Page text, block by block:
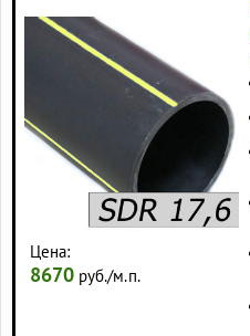
Цена:
8670 руб./м.п.